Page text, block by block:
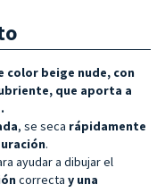
color beige nude, con
que aporta a
, se seca rápidamente
.
ayudar a dibujar el
correcta y una